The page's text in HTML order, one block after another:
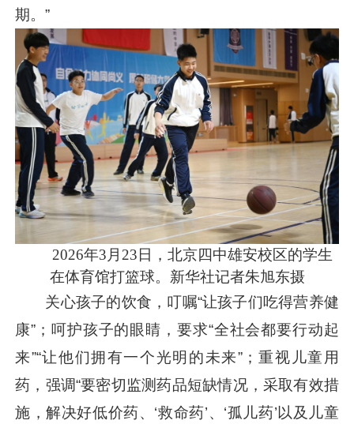
期。”
2026年3月23日，北京四中雄安校区的学生
在体育馆打篮球。新华社记者朱旭东摄
关心孩子的饮食，叮嘱“让孩子们吃得营养健
康”；呵护孩子的眼睛，要求“全社会都要行动起
来”“让他们拥有一个光明的未来”；重视儿童用
药，强调“要密切监测药品短缺情况，采取有效措
施，解决好低价药、‘救命药’、‘孤儿药’以及儿童